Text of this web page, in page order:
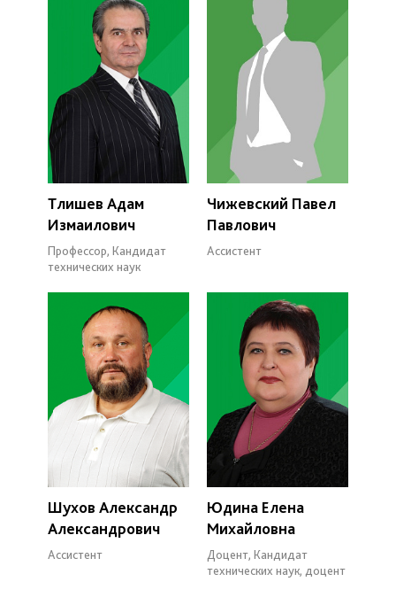
Тлишев Адам
Измаилович
Профессор, Кандидат
технических наук
Чижевский Павел
Павлович
Ассистент
Шухов Александр
Александрович
Ассистент
Юдина Елена
Михайловна
Доцент, Кандидат
технических наук, доцент